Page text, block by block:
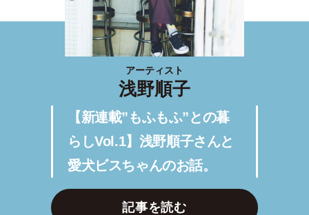
アーティスト
浅野順子
【新連載”もふもふ”との暮
らしVol.1】浅野順子さんと
愛犬ビスちゃんのお話。
記事を読む